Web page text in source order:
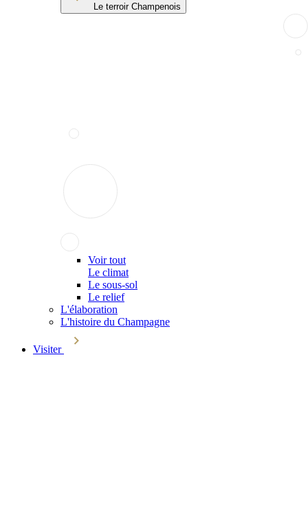
Le terroir Champenois
Voir tout
Le climat
Le sous-sol
Le relief
L'élaboration
L'histoire du Champagne
Visiter